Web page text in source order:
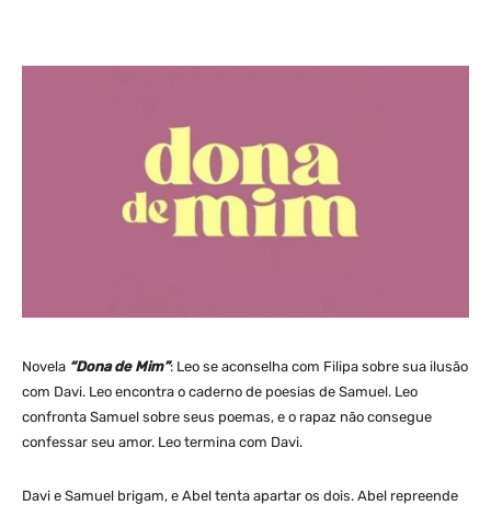
Novela “Dona de Mim”: Leo se aconselha com Filipa sobre sua ilusão
com Davi. Leo encontra o caderno de poesias de Samuel. Leo
confronta Samuel sobre seus poemas, e o rapaz não consegue
confessar seu amor. Leo termina com Davi.
Davi e Samuel brigam, e Abel tenta apartar os dois. Abel repreende